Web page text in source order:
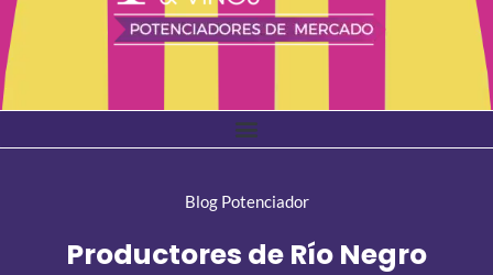
Blog Potenciador
Productores de Río Negro